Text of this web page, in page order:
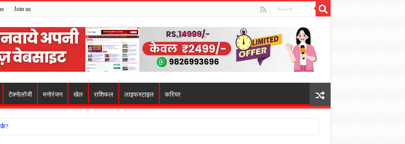
Join us
टेक्नोलॉजी मनोरंजन खेल राशिफल लाइफस्टाइल करियर